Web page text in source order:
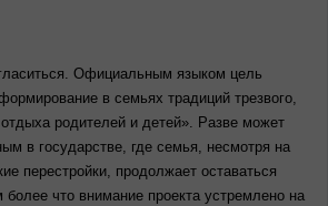
Официальным языком цель
в семьях традиций трезвого,
отдыха родителей и детей». Разве может
в государстве, где семья, несмотря на
перестройки, продолжает оставаться
более что внимание проекта устремлено на